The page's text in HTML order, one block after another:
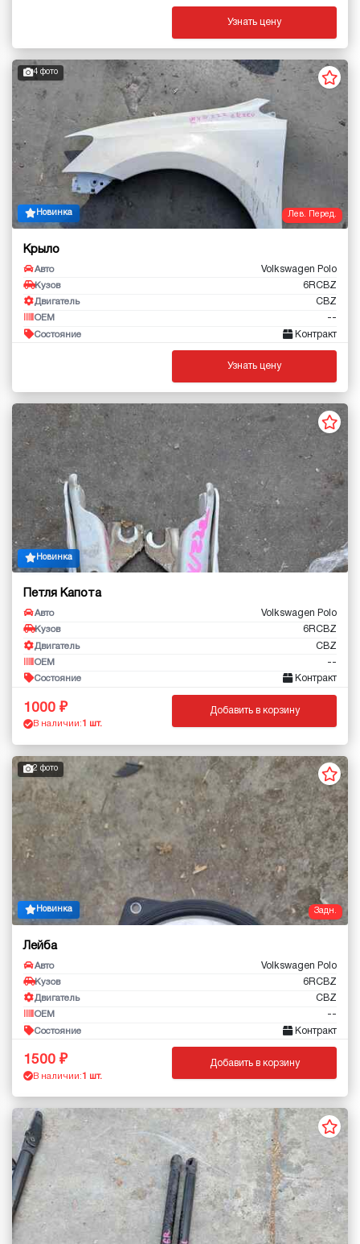
Узнать цену
Лев. Перед.
4 фото
Новинка
Крыло
Авто Volkswagen Polo
Кузов 6RCBZ
Двигатель CBZ
OEM --
Состояние Контракт
Узнать цену
Новинка
Петля Капота
Авто Volkswagen Polo
Кузов 6RCBZ
Двигатель CBZ
OEM --
Состояние Контракт
1000
В наличии: 1 шт.
Добавить в корзину
Задн.
2 фото
Новинка
Лейба
Авто Volkswagen Polo
Кузов 6RCBZ
Двигатель CBZ
OEM --
Состояние Контракт
1500
В наличии: 1 шт.
Добавить в корзину